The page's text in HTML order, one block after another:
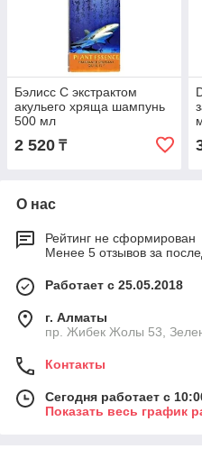
Бэлисс С экстрактом
акульего хряща шампунь
500 мл
2 520 ₸
О нас
Рейтинг не сформирован
Менее 5 отзывов за
Работает с 25.05.2018
г. Алматы
пр. Жибек Жолы 53,
Контакты
Сегодня работает с
Показать весь график